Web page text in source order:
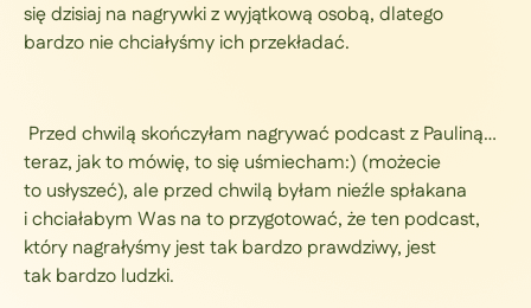
się dzisiaj na nagrywki z wyjątkową osobą, dlatego
bardzo nie chciałyśmy ich przekładać.
Przed chwilą skończyłam nagrywać podcast z Pauliną…
teraz, jak to mówię, to się uśmiecham:) (możecie
to usłyszeć), ale przed chwilą byłam nieźle spłakana
i chciałabym Was na to przygotować, że ten podcast,
który nagrałyśmy jest tak bardzo prawdziwy, jest
tak bardzo ludzki.